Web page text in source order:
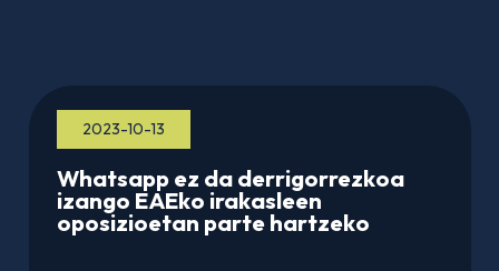
2023-10-13
Whatsapp ez da derrigorrezkoa
izango EAEko irakasleen
oposizioetan parte hartzeko